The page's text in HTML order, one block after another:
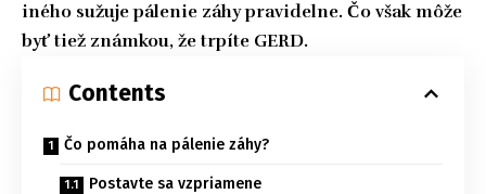
iného sužuje pálenie záhy pravidelne. Čo však môže
byť tiež známkou, že trpíte GERD.
Contents
Čo pomáha na pálenie záhy?
Postavte sa vzpriamene